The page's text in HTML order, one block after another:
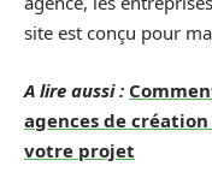
site est conçu pour
A lire aussi :
agences de
votre projet